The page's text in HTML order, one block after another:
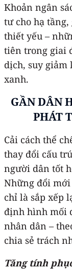
Khoản ngân
tư cho hạ tầng,
thiết yếu –
tiên trong giai
dịch, suy giảm
xanh.
GẦN DÂN
PHÁT
Cải cách thể
thay đổi cấu
người dân tốt
Những đổi mới
chỉ là sắp xếp
định hình mối
nhân dân –
chia sẻ trách
Tăng tính